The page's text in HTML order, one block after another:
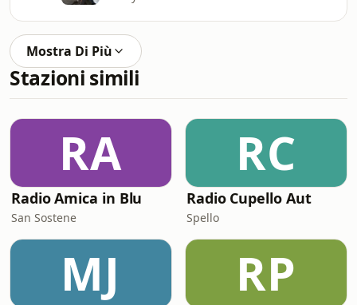
Mostra Di Più
Stazioni simili
RA
Radio Amica in Blu
San Sostene
RC
Radio Cupello Aut
Spello
MJ RP